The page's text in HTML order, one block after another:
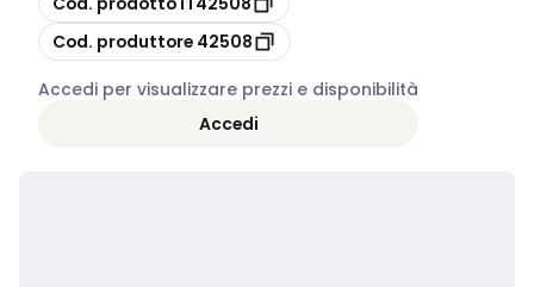
copia
Cod. produttore 42508
Accedi per visualizzare prezzi e disponibilità
Accedi